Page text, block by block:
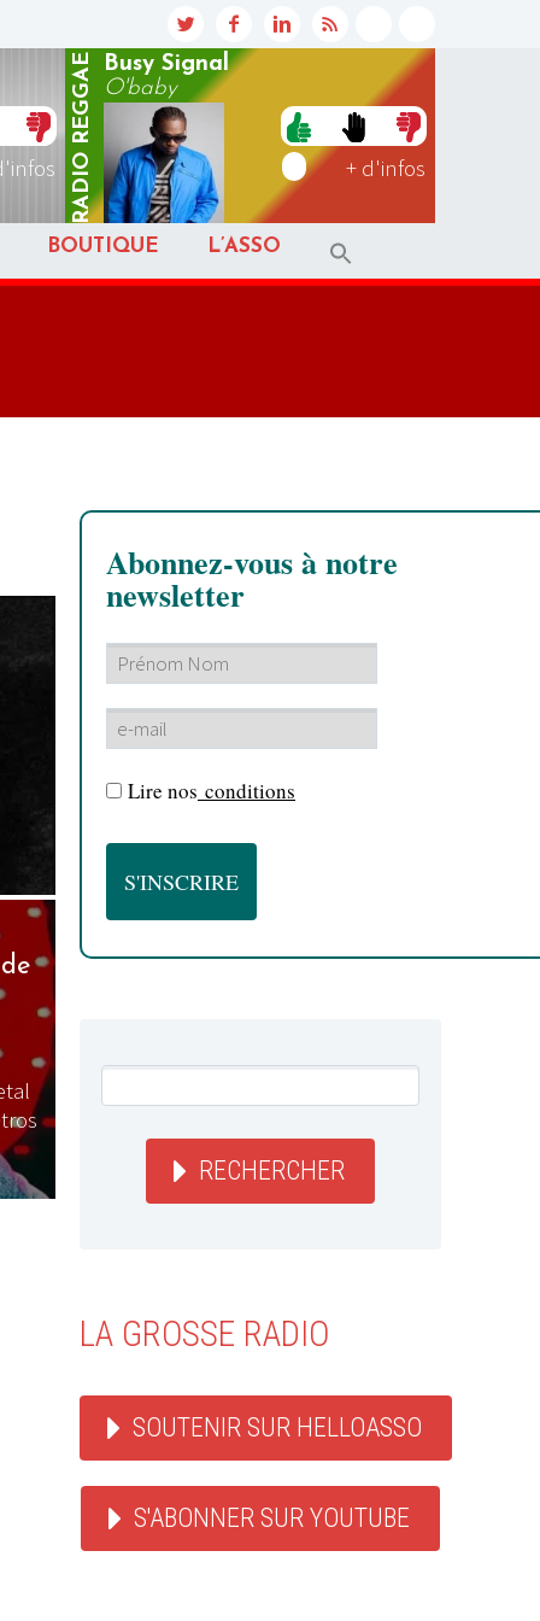
RADIO
REGGAE
Busy Signal
O'baby
+ d'infos
BOUTIQUE L’ASSO
Abonnez-vous à notre
newsletter
Lire nos conditions
RECHERCHER
LA GROSSE RADIO
SOUTENIR SUR HELLOASSO
S'ABONNER SUR YOUTUBE